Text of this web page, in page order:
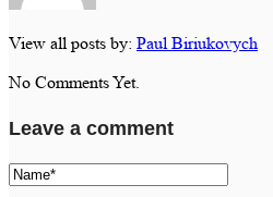
View all posts by: Paul Biriukovych
No Comments Yet.
Leave a comment